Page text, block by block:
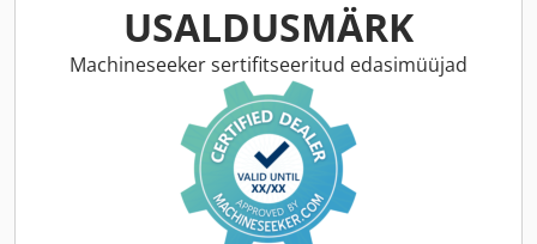
USALDUSMÄRK
Machineseeker sertifitseeritud edasimüüjad